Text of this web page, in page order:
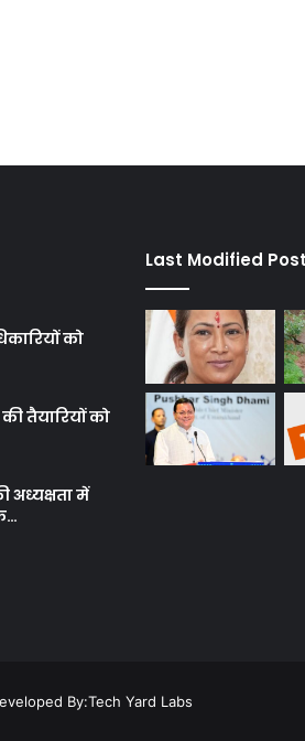
को
तैयारियों को
अध्यक्षता में
Last Modified
By:Tech Yard Labs